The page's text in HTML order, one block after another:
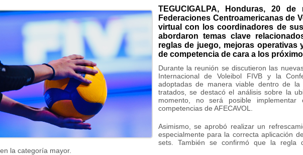
TEGUCIGALPA, Honduras, 20
Federaciones Centroamericanas de
virtual con los coordinadores de
abordaron temas clave
reglas de juego, mejoras
de competencia de cara a los
Durante la reunión se discutieron las
Internacional de Voleibol FIVB y la
adoptadas de manera viable dentro de
tratados, se destacó el análisis sobre la
momento, no será posible
competencias de AFECAVOL.
Asimismo, se aprobó realizar un
especialmente para la correcta aplicación
sets. También se confirmó que la regla
la categoría mayor.